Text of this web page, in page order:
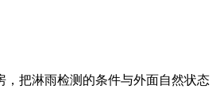
，把淋雨检测的条件与外面自然状态